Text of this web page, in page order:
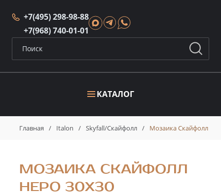
КАТАЛОГ
+7(495) 298-98-88
+7(968) 740-01-01
Главная / Italon / Skyfall/Скайфолл / Мозаика Скайфолл
МОЗАИКА СКАЙФОЛЛ
НЕРО 30X30